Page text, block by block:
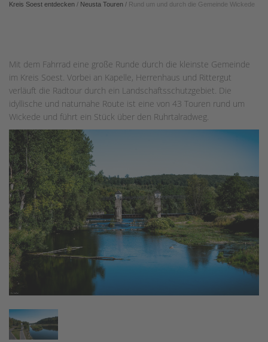
Kreis Soest entdecken / Neusta Touren / Rund um und durch die Gemeinde Wickede
Mit dem Fahrrad eine große Runde durch die kleinste Gemeinde
im Kreis Soest. Vorbei an Kapelle, Herrenhaus und Rittergut
verläuft die Radtour durch ein Landschaftsschutzgebiet. Die
idyllische und naturnahe Route ist eine von 43 Touren rund um
Wickede und führt ein Stück über den Ruhrtalradweg.